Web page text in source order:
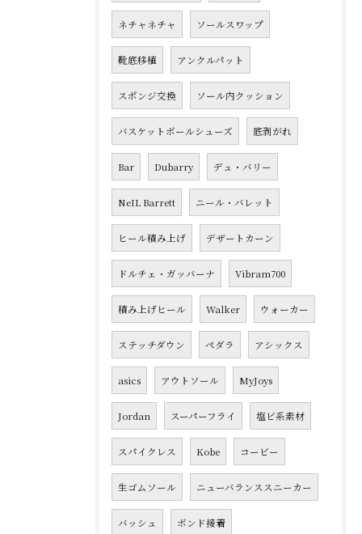
ネチャネチャ ソールスワップ
靴底移植 アンクルパット
スポンジ交換 ソール内クッション
バスケットボールシューズ 底剥がれ
Bar Dubarry デュ・バリー
NeIL Barrett ニール・バレット
ヒール積み上げ デザートカーン
ドルチェ・ガッバーナ Vibram700
積み上げヒール Walker ウォーカー
ステッチダウン ペダラ アシックス
asics アウトソール MyJoys
Jordan スーパーフライ 塩ビ系素材
スパイクレス Kobe コービー
生ゴムソール ニューバランススニーカー
バッシュ ボンド接着